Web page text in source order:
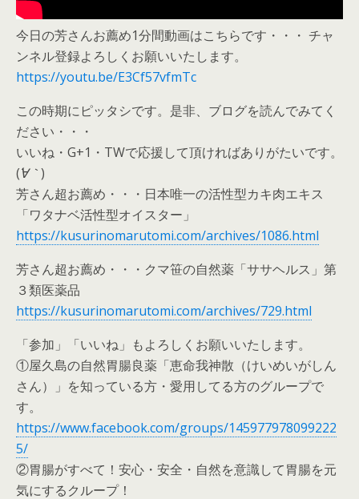
今日の芳さんお薦め1分間動画はこちらです・・・ チャ
ンネル登録よろしくお願いいたします。
https://youtu.be/E3Cf57vfmTc
この時期にピッタシです。是非、ブログを読んでみてく
ださい・・・
いいね・G+1・TWで応援して頂ければありがたいです。
(´∀｀)
芳さん超お薦め・・・日本唯一の活性型カキ肉エキス
「ワタナベ活性型オイスター」
https://kusurinomarutomi.com/archives/1086.html
芳さん超お薦め・・・クマ笹の自然薬「ササヘルス」第
３類医薬品
https://kusurinomarutomi.com/archives/729.html
「参加」「いいね」もよろしくお願いいたします。
①屋久島の自然胃腸良薬「恵命我神散（けいめいがしん
さん）」を知っている方・愛用してる方のグループで
す。
https://www.facebook.com/groups/145977978099222
5/
②胃腸がすべて！安心・安全・自然を意識して胃腸を元
気にするクループ！